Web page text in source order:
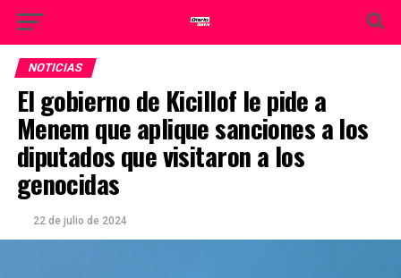
NOTICIAS
El gobierno de Kicillof le pide a
Menem que aplique sanciones a los
diputados que visitaron a los
genocidas
22 de julio de 2024